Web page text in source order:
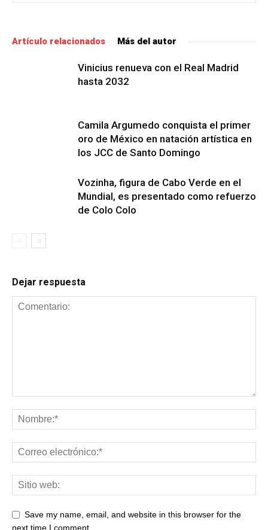
Artículo relacionados Más del autor
Vinicius renueva con el Real Madrid
hasta 2032
Camila Argumedo conquista el primer
oro de México en natación artística en
los JCC de Santo Domingo
Vozinha, figura de Cabo Verde en el
Mundial, es presentado como refuerzo
de Colo Colo
Dejar respuesta
Save my name, email, and website in this browser for the
next time I comment.